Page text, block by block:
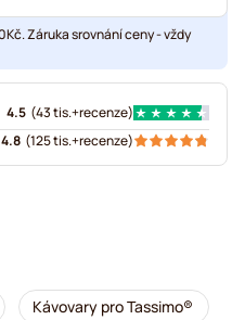
Záruka srovnání ceny - vždy
4.5 (43 tis.+recenze)
4.8 (125 tis.+recenze)
Kávovary pro Tassimo®